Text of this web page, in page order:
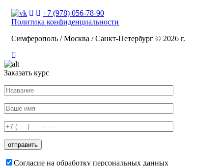
+7 (978) 056-78-90
Политика конфиденциальности
Симферополь / Москва / Санкт-Петербург © 2026 г.
Заказать курс
Согласие на обработку персональных данных